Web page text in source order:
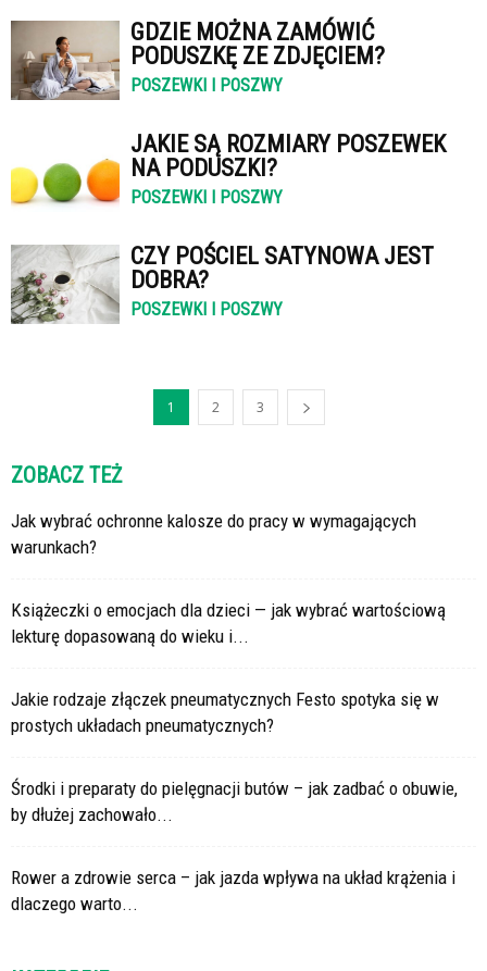
GDZIE MOŻNA ZAMÓWIĆ
PODUSZKĘ ZE ZDJĘCIEM?
POSZEWKI I POSZWY
JAKIE SĄ ROZMIARY POSZEWEK
NA PODUSZKI?
POSZEWKI I POSZWY
CZY POŚCIEL SATYNOWA JEST
DOBRA?
POSZEWKI I POSZWY
1 2 3
ZOBACZ TEŻ
Jak wybrać ochronne kalosze do pracy w wymagających
warunkach?
Książeczki o emocjach dla dzieci — jak wybrać wartościową
lekturę dopasowaną do wieku i...
Jakie rodzaje złączek pneumatycznych Festo spotyka się w
prostych układach pneumatycznych?
Środki i preparaty do pielęgnacji butów – jak zadbać o obuwie,
by dłużej zachowało...
Rower a zdrowie serca – jak jazda wpływa na układ krążenia i
dlaczego warto...